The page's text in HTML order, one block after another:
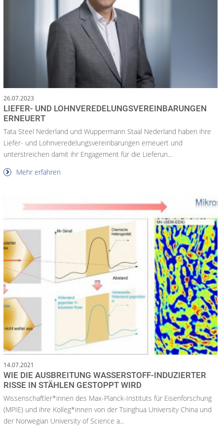
26.07.2023
LIEFER- UND LOHNVEREDELUNGSVEREINBARUNGEN
ERNEUERT
Tata Steel Nederland und Wuppermann Staal Nederland haben ihre
Liefer- und Lohnveredelungsvereinbarungen erneuert und
unterstreichen damit ihr Engagement für die Lieferun...
Mehr erfahren
14.07.2021
WIE DIE AUSBREITUNG WASSERSTOFF-INDUZIERTER
RISSE IN STÄHLEN GESTOPPT WIRD
Wissenschaftler*innen des Max-Planck-Instituts für Eisenforschung
(MPIE) und ihre Kolleg*innen von der Tsinghua University China und
der Norwegian University of Science a...